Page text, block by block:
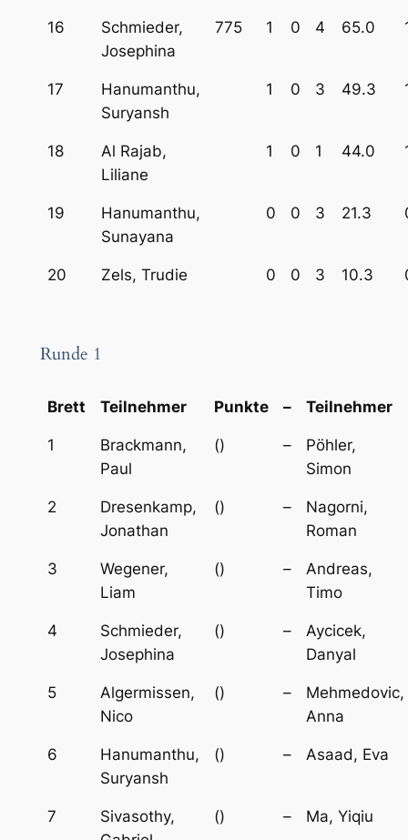
16
Schmieder,
Josephina
775 1 0 4 65.0
17
Hanumanthu,
Suryansh
1 0 3 49.3
18
Al Rajab,
Liliane
1 0 1 44.0
19
Hanumanthu,
Sunayana
0 0 3 21.3
20 Zels, Trudie 0 0 3 10.3
Runde 1
Brett Teilnehmer Punkte – Teilnehmer
1
Brackmann,
Paul
() –
Pöhler,
Simon
2
Dresenkamp,
Jonathan
() –
Nagorni,
Roman
3
Wegener,
Liam
() –
Andreas,
Timo
4
Schmieder,
Josephina
() –
Aycicek,
Danyal
5
Algermissen,
Nico
() –
Mehmedovic,
Anna
6
Hanumanthu,
Suryansh
() – Asaad, Eva
7
Sivasothy,
() – Ma, Yiqiu